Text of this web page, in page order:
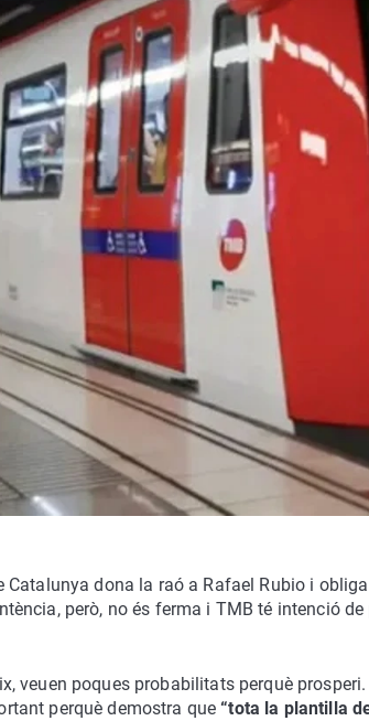
Catalunya dona la raó a Rafael Rubio i
però, no és ferma i TMB té intenció
veuen poques probabilitats perquè
perquè demostra que“tota la plantilla